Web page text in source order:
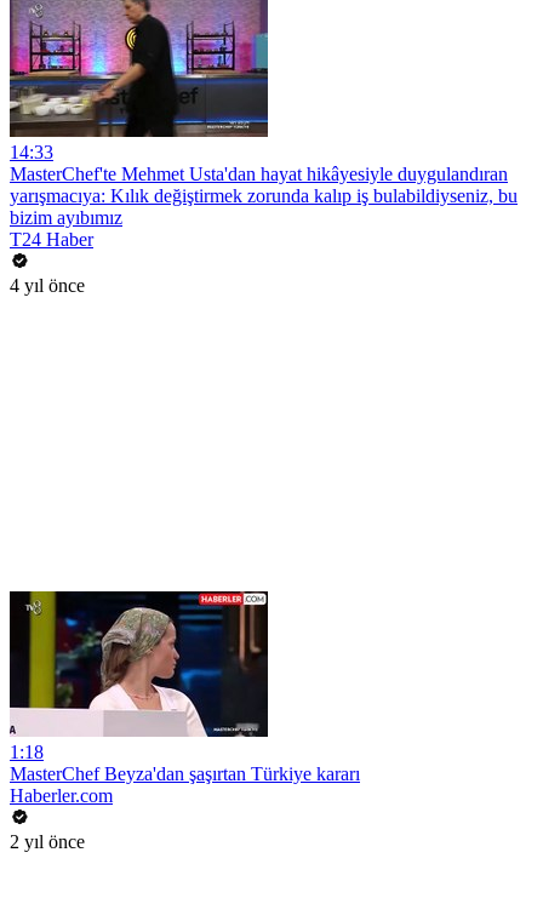
14:33
MasterChef'te Mehmet Usta'dan hayat hikâyesiyle duygulandıran
yarışmacıya: Kılık değiştirmek zorunda kalıp iş bulabildiyseniz, bu
bizim ayıbımız
T24 Haber
4 yıl önce
1:18
MasterChef Beyza'dan şaşırtan Türkiye kararı
Haberler.com
2 yıl önce